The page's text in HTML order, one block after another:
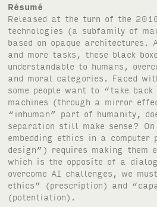
Résumé
Released at the turn of the
technologies (a subfamily of
based on opaque architectures.
and more tasks, these black
understandable to humans,
and moral categories. Faced
some people want to “take
machines (through a mirror
“inhuman” part of humanity,
separation still make sense?
embedding ethics in a computer
design”) requires making them
which is the opposite of a
overcome AI challenges, we
ethics” (prescription) and
(potentiation).